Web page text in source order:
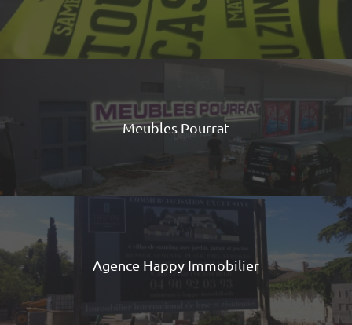
Meubles Pourrat
Agence Happy Immobilier